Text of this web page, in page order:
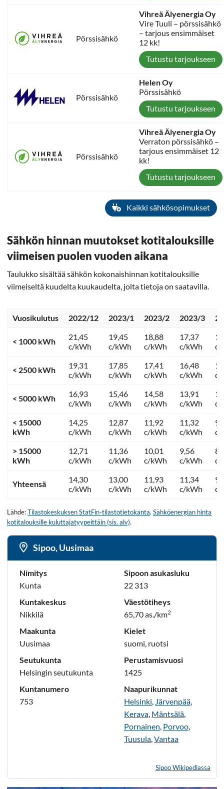
Pörssisähkö
Vihreä Älyenergia Oy
Vire Tuuli – pörssisähkö
– tarjous ensimmäiset
12 kk!
Tutustu tarjoukseen
Pörssisähkö
Helen Oy
Pörssisähkö
Tutustu tarjoukseen
Pörssisähkö
Vihreä Älyenergia Oy
Verraton pörssisähkö –
tarjous ensimmäiset 12
kk!
Tutustu tarjoukseen
Kaikki sähkösopimukset
Sähkön hinnan muutokset kotitalouksille
viimeisen puolen vuoden aikana
Taulukko sisältää sähkön kokonaishinnan kotitalouksille
viimeiseltä kuudelta kuukaudelta, jolta tietoja on saatavilla.
Vuosikulutus 2022/12 2023/1 2023/2 2023/3
< 1000 kWh
21,45
c/kWh
19,45
c/kWh
18,88
c/kWh
17,37
c/kWh
c/
< 2500 kWh
19,31
c/kWh
17,85
c/kWh
17,41
c/kWh
16,48
c/kWh
c/
< 5000 kWh
16,93
c/kWh
15,46
c/kWh
14,58
c/kWh
13,91
c/kWh
c/
< 15000
kWh
14,25
c/kWh
12,87
c/kWh
11,92
c/kWh
11,32
c/kWh
c/
> 15000
kWh
12,71
c/kWh
11,36
c/kWh
10,01
c/kWh
9,56
c/kWh
c/
Yhteensä
14,30
c/kWh
13,00
c/kWh
11,93
c/kWh
11,34
c/kWh
c/
Lähde:Tilastokeskuksen StatFin-tilastotietokanta. Sähköenergian hinta
kotitalouksille kuluttajatyypeittäin (sis. alv).
Sipoo, Uusimaa
Nimitys
Kunta
Kuntakeskus
Nikkilä
Maakunta
Uusimaa
Seutukunta
Helsingin seutukunta
Kuntanumero
753
Sipoon asukasluku
22 313
Väestötiheys
65,70 as./km2
Kielet
suomi, ruotsi
Perustamisvuosi
1425
Naapurikunnat
Helsinki Järvenpää
Kerava Mäntsälä
Pornainen Porvoo
Tuusula Vantaa
Sipoo Wikipediassa